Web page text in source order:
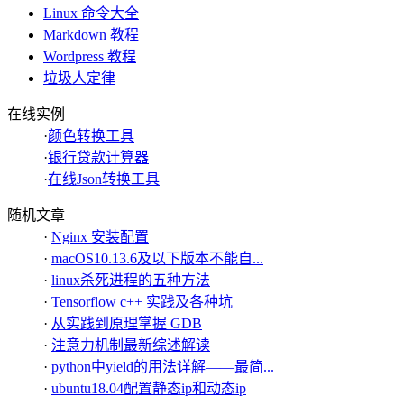
Linux 命令大全
Markdown 教程
Wordpress 教程
垃圾人定律
在线实例
·颜色转换工具
·银行贷款计算器
·在线Json转换工具
随机文章
· Nginx 安装配置
· macOS10.13.6及以下版本不能自...
· linux杀死进程的五种方法
· Tensorflow c++ 实践及各种坑
· 从实践到原理掌握 GDB
· 注意力机制最新综述解读
· python中yield的用法详解——最简...
· ubuntu18.04配置静态ip和动态ip